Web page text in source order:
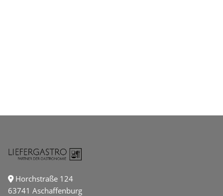
Horchstraße 124
63741 Aschaffenburg